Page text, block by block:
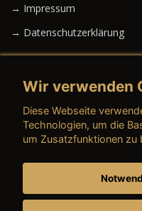
→ Impressum
→ Datenschutzerklärung
→ AGB (Gebrauchtwagen)
→ AGB (Teile & Zubehör)
Wir verwenden
Diese Webseite
Technologien, um die
um Zusatzfunktionen zu